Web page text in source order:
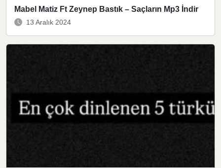
Mabel Matiz Ft Zeynep Bastık – Saçların Mp3 İndir
13 Aralık 2024